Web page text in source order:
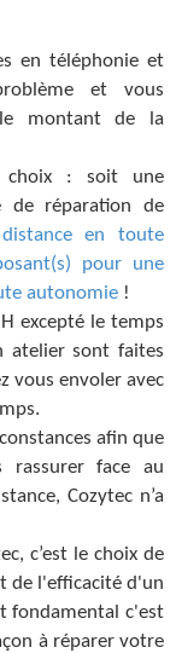
en téléphonie et
et vous
montant de la
choix : soit une
de réparation de
en toute
pour une
autonomie !
excepté le temps
atelier sont faites
vous envoler avec
afin que
rassurer face au
Cozytec n’a
c’est le choix de
de l'efficacité d'un
fondamental c'est
à réparer votre